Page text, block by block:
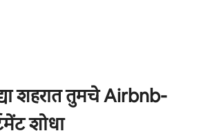
शहरात तुमचे Airbnb-
शोधा